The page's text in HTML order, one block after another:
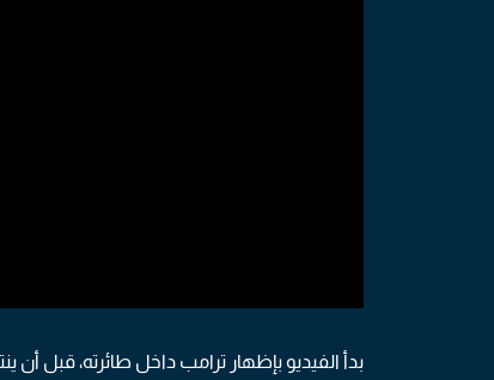
بدأ الفيديو بإظهار ترامب داخل طائرته، قبل